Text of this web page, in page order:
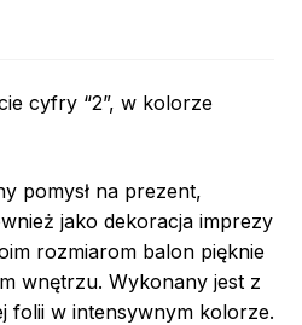
cyfry “2”, w kolorze
pomysł na prezent,
jako dekoracja imprezy
rozmiarom balon pięknie
wnętrzu. Wykonany jest z
folii w intensywnym kolorze.